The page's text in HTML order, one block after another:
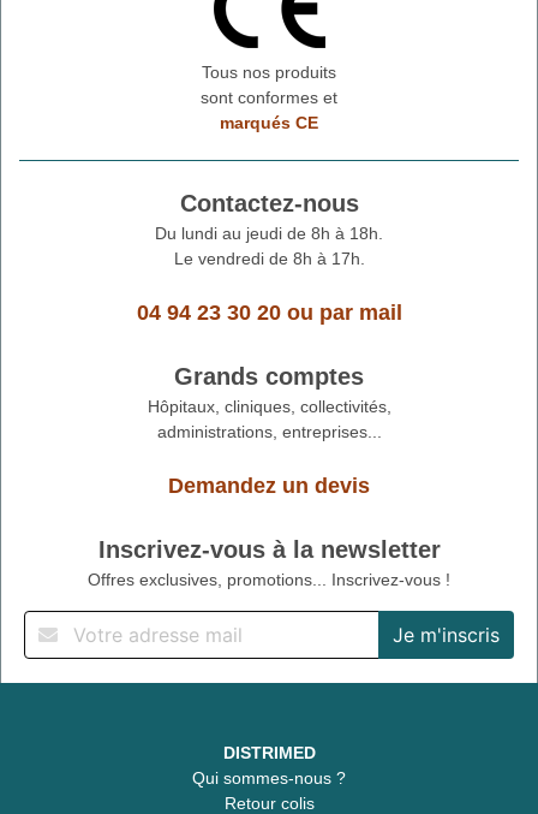
Tous nos produits
sont conformes et
marqués CE
Contactez-nous
Du lundi au jeudi de 8h à 18h.
Le vendredi de 8h à 17h.
04 94 23 30 20ou par mail
Grands comptes
Hôpitaux, cliniques, collectivités,
administrations, entreprises...
Demandez un devis
Inscrivez-vous à la newsletter
Offres exclusives, promotions... Inscrivez-vous !
DISTRIMED
Qui sommes-nous ?
Retour colis